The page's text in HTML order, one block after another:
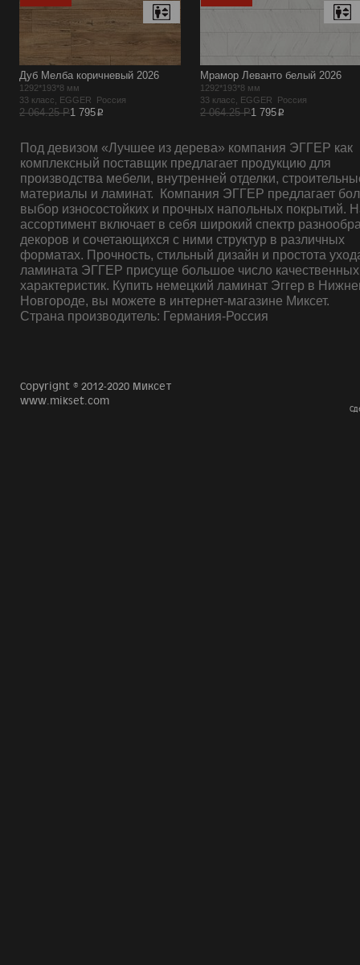
Дуб Мелба коричневый 2026
1292*193*8 мм
33 класс, EGGER Россия
2 064.25 Р1 795p
Мрамор Леванто белый 2026
1292*193*8 мм
33 класс, EGGER Россия
2 064.25 Р1 795p
Под девизом «Лучшее из дерева» компания ЭГГЕР как
комплексный поставщик предлагает продукцию для
производства мебели, внутренней отделки,
материалы и ламинат. Компания ЭГГЕР предлагает
выбор износостойких и прочных напольных покрытий.
ассортимент включает в себя широкий спектр
декоров и сочетающихся с ними структур в различных
форматах. Прочность, стильный дизайн и простота
ламината ЭГГЕР присуще большое число качественных
характеристик. Купить немецкий ламинат Эггер в
Новгороде, вы можете в интернет-магазине Миксет.
Страна производитель: Германия-Россия
Copyright © 2012-2020 Миксет
www.mikset.com